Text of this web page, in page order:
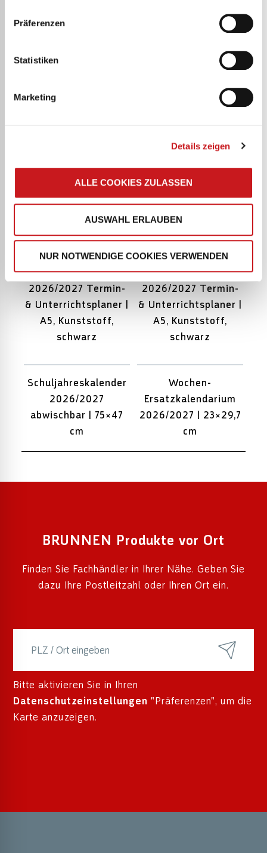
personenbezogene Daten verarbeiten. Hier geht’s zum
Impressum.
Präferenzen
Statistiken
Marketing
Details zeigen
ALLE COOKIES ZULASSEN
AUSWAHL ERLAUBEN
NUR NOTWENDIGE COOKIES VERWENDEN
2026/2027 Termin-
A4, Kunststoff, blau
Lehrerkalender
2026/2027 Termin-
A4, Kunststoff,
2026/2027 Termin-
schwarz
2026/2027 Termin-
Lehrerkalender
2026/2027 Termin-
& Unterrichtsplaner |
A5, Kunststoff,
schwarz
Lehrerkalender
2026/2027 Termin-
& Unterrichtsplaner |
A5, Kunststoff,
schwarz
Schuljahreskalender
2026/2027
abwischbar | 75×47
cm
Wochen-
Ersatzkalendarium
2026/2027 | 23×29,7
cm
BRUNNEN Produkte vor Ort
Finden Sie Fachhändler in Ihrer Nähe. Geben Sie
dazu Ihre Postleitzahl oder Ihren Ort ein.
Bitte aktivieren Sie in Ihren
Datenschutzeinstellungen "Präferenzen", um die
Karte anzuzeigen.